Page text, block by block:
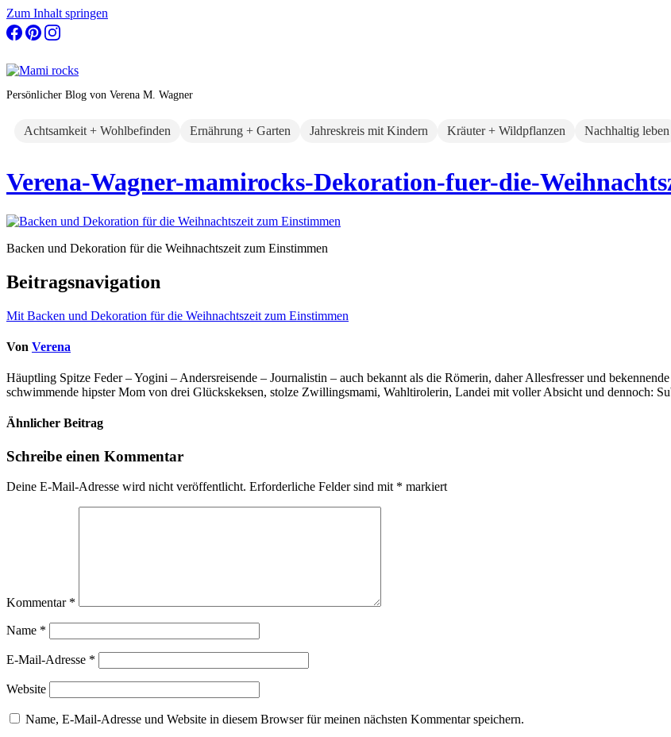
Zum Inhalt springen
Persönlicher Blog von Verena M. Wagner
Achtsamkeit + Wohlbefinden Ernährung + Garten Jahreskreis mit Kindern Kräuter + Wildpflanzen Nachhaltig leben
Verena-Wagner-mamirocks-Dekoration-fuer-die-
Backen und Dekoration für die Weihnachtszeit zum Einstimmen
Beitragsnavigation
Mit Backen und Dekoration für die Weihnachtszeit zum Einstimmen
Von Verena
Häuptling Spitze Feder – Yogini – Andersreisende – Journalistin – auch bekannt als die Römerin, daher Allesfresser und
schwimmende hipster Mom von drei Glückskeksen, stolze Zwillingsmami, Wahltirolerin, Landei mit voller Absicht und dennoch:
Ähnlicher Beitrag
Schreibe einen Kommentar
Deine E-Mail-Adresse wird nicht veröffentlicht. Erforderliche Felder sind mit * markiert
Kommentar *
Name *
E-Mail-Adresse *
Website
Name, E-Mail-Adresse und Website in diesem Browser für meinen nächsten Kommentar speichern.